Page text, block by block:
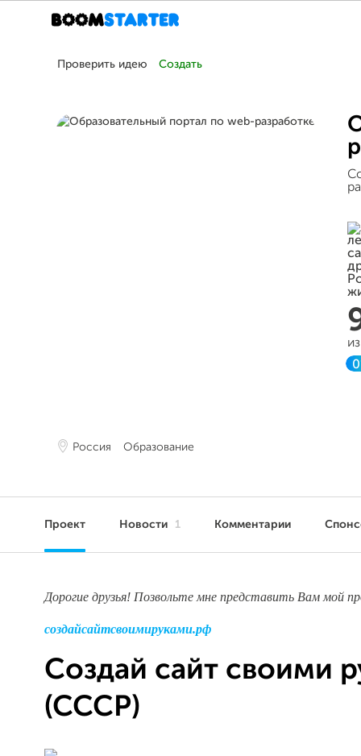
Проверить идею Создать
Россия Образование
Проект Новости 1 Комментарии
Дорогие друзья! Позвольте мне представить Вам мой
создайсайтсвоимируками.рф
Создай сайт своими
(СССР)